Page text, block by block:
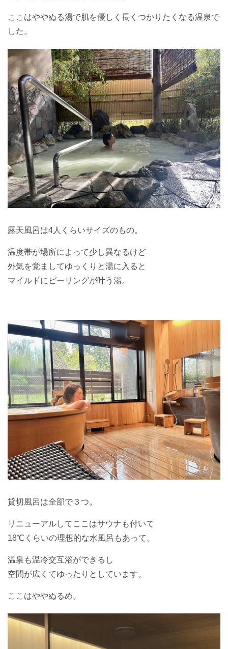
ここはややぬる湯で肌を優しく長くつかりたくなる温泉で
した。
露天風呂は4人くらいサイズのもの。
温度帯が場所によって少し異なるけど
外気を覚ましてゆっくりと湯に入ると
マイルドにピーリングが叶う湯。
貸切風呂は全部で３つ。
リニューアルしてここはサウナも付いて
18℃くらいの理想的な水風呂もあって。
温泉も温冷交互浴ができるし
空間が広くてゆったりとしています。
ここはややぬるめ。